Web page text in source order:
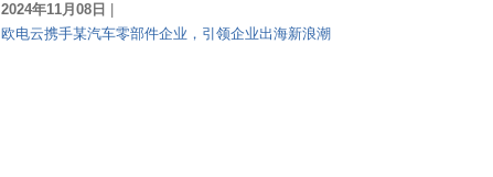
2024年11月08日
欧电云携手某汽车零部件企业，引领企业出海新浪潮